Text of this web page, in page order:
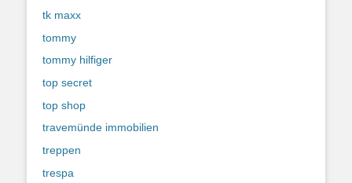
tk maxx
tommy
tommy hilfiger
top secret
top shop
travemünde immobilien
treppen
trespa